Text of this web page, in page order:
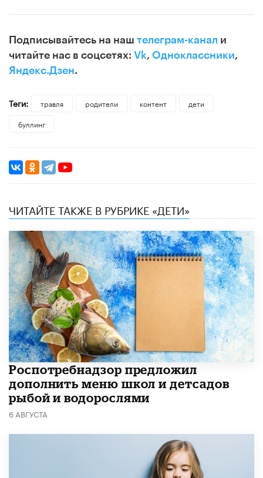
Подписывайтесь на наш телеграм-канал и
читайте нас в соцсетях: Vk, Одноклассники,
Яндекс.Дзен.
Теги: травля родители контент
дети
буллинг
ЧИТАЙТЕ ТАКЖЕ В РУБРИКЕ «ДЕТИ»
Роспотребнадзор предложил
дополнить меню школ и детсадов
рыбой и водорослями
6 АВГУСТА